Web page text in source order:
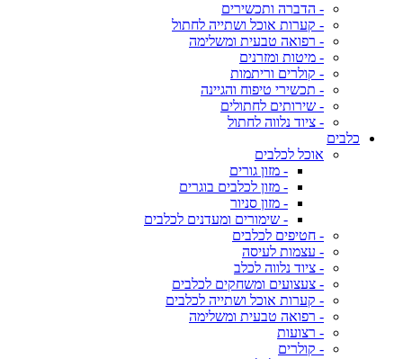
- הדברה ותכשירים
- קערות אוכל ושתייה לחתול
- רפואה טבעית ומשלימה
- מיטות ומזרנים
- קולרים וריתמות
- תכשירי טיפוח והגיינה
- שירותים לחתולים
- ציוד נלווה לחתול
כלבים
אוכל לכלבים
- מזון גורים
- מזון לכלבים בוגרים
- מזון סניור
- שימורים ומעדנים לכלבים
- חטיפים לכלבים
- עצמות לעיסה
- ציוד נלווה לכלב
- צעצועים ומשחקים לכלבים
- קערות אוכל ושתייה לכלבים
- רפואה טבעית ומשלימה
- רצועות
- קולרים